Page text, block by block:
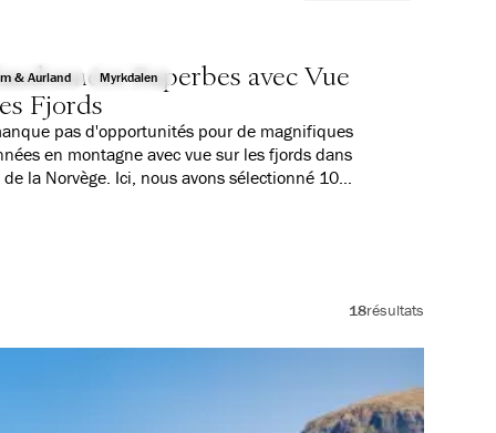
& Aurland MyrkdalenSuperbes avec Vue
Fjords
pas d'opportunités pour de magnifiques
en montagne avec vue sur les fjords dans
la Norvège. Ici, nous avons sélectionné 10
18résultats